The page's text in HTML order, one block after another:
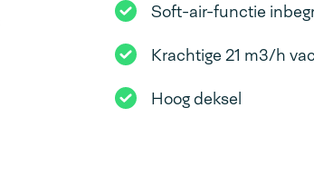
Soft-air-functie
Krachtige 21 m3/h
Hoog deksel